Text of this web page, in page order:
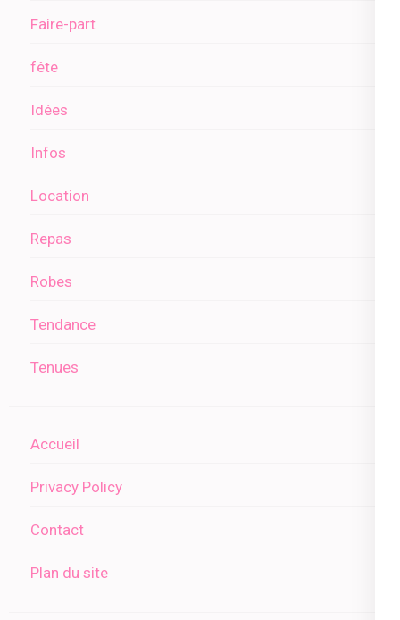
Faire-part
fête
Idées
Infos
Location
Repas
Robes
Tendance
Tenues
Accueil
Privacy Policy
Contact
Plan du site